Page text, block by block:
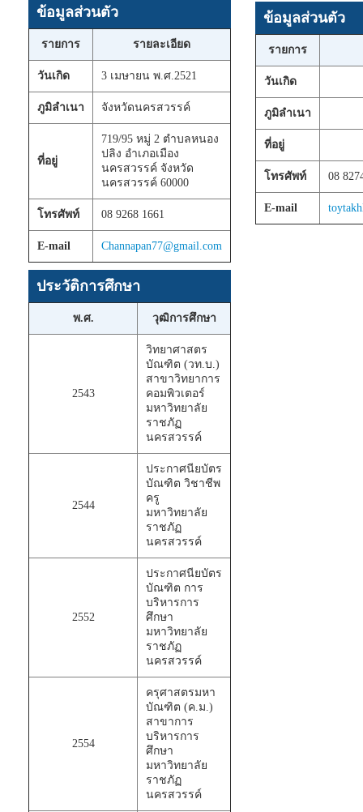
ข้อมูลส่วนตัว
รายการ รายละเอียด
วันเกิด 3 เมษายน พ.ศ.2521
ภูมิลำเนา จังหวัดนครสวรรค์
ที่อยู่
719/95 หมู่ 2 ตำบลหนอง
ปลิง อำเภอเมือง
นครสวรรค์ จังหวัด
นครสวรรค์ 60000
โทรศัพท์ 08 9268 1661
E-mail Channapan77@gmail.com
ประวัติการศึกษา
พ.ศ. วุฒิการศึกษา
2543
วิทยาศาสตร
บัณฑิต (วท.บ.)
สาขาวิทยาการ
คอมพิวเตอร์
มหาวิทยาลัย
ราชภัฏ
นครสวรรค์
2544
ประกาศนียบัตร
บัณฑิต วิชาชีพ
ครู
มหาวิทยาลัย
ราชภัฏ
นครสวรรค์
2552
ประกาศนียบัตร
บัณฑิต การ
บริหารการ
ศึกษา
มหาวิทยาลัย
ราชภัฏ
นครสวรรค์
2554
ครุศาสตรมหา
บัณฑิต (ค.ม.)
สาขาการ
บริหารการ
ศึกษา
มหาวิทยาลัย
ราชภัฏ
นครสวรรค์
ข้อมูลส่วนตัว
รายการ
วันเกิด
ภูมิลำเนา
ที่อยู่
โทรศัพท์ 08
E-mail